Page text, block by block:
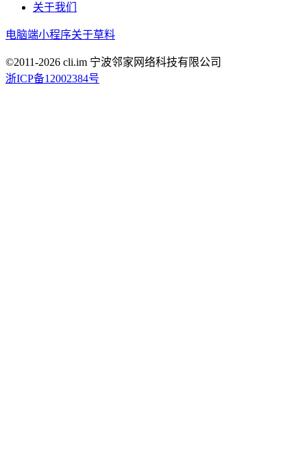
关于我们
电脑端小程序关于草料
©2011-2026 cli.im 宁波邻家网络科技有限公司
浙ICP备12002384号